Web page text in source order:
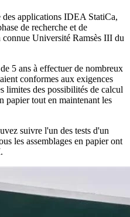
applications IDEA StatiCa,
de recherche et de
Université Ramsès III du
5 ans à effectuer de nombreux
conformes aux exigences
limites des possibilités de calcul
papier tout en maintenant les
suivre l'un des tests d'un
les assemblages en papier ont